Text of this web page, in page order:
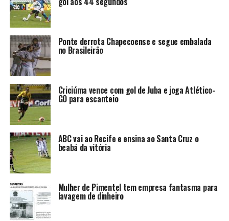
Ponte derrota Chapecoense e segue embalada
no Brasileirão
Criciúma vence com gol de Juba e joga Atlético-
GO para escanteio
ABC vai ao Recife e ensina ao Santa Cruz o
beabá da vitória
Mulher de Pimentel tem empresa fantasma para
lavagem de dinheiro